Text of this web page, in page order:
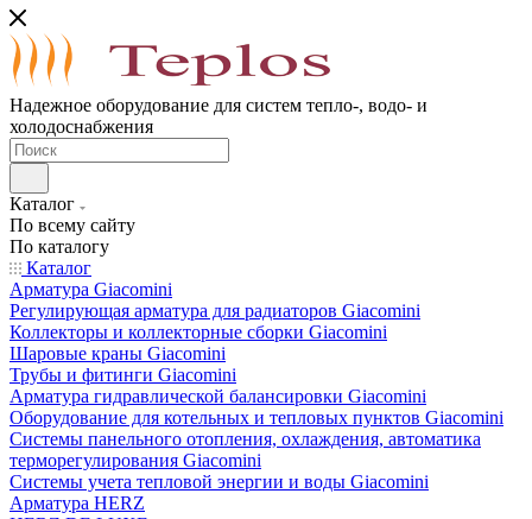
Надежное оборудование для систем тепло-, водо- и
холодоснабжения
Каталог
По всему сайту
По каталогу
Каталог
Арматура Giacomini
Регулирующая арматура для радиаторов Giacomini
Коллекторы и коллекторные сборки Giacomini
Шаровые краны Giacomini
Трубы и фитинги Giacomini
Арматура гидравлической балансировки Giacomini
Оборудование для котельных и тепловых пунктов Giacomini
Системы панельного отопления, охлаждения, автоматика
терморегулирования Giacomini
Системы учета тепловой энергии и воды Giacomini
Арматура HERZ